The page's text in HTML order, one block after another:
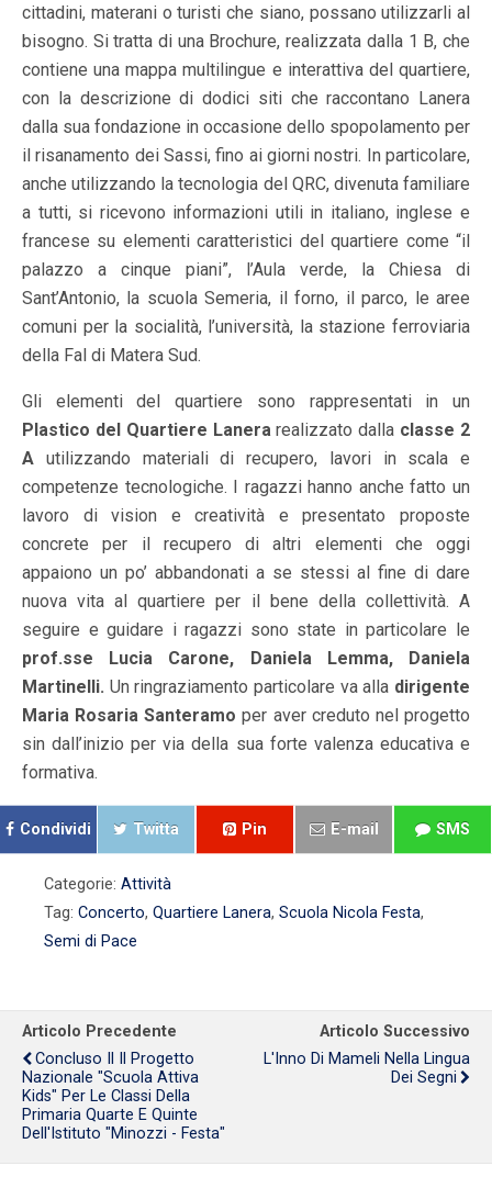
cittadini, materani o turisti che siano, possano utilizzarli al
bisogno. Si tratta di una Brochure, realizzata dalla 1 B, che
contiene una mappa multilingue e interattiva del quartiere,
con la descrizione di dodici siti che raccontano Lanera
dalla sua fondazione in occasione dello spopolamento per
il risanamento dei Sassi, fino ai giorni nostri. In particolare,
anche utilizzando la tecnologia del QRC, divenuta familiare
a tutti, si ricevono informazioni utili in italiano, inglese e
francese su elementi caratteristici del quartiere come “il
palazzo a cinque piani”, l’Aula verde, la Chiesa di
Sant’Antonio, la scuola Semeria, il forno, il parco, le aree
comuni per la socialità, l’università, la stazione ferroviaria
della Fal di Matera Sud.
Gli elementi del quartiere sono rappresentati in un
Plastico del Quartiere Lanera realizzato dalla classe 2
A utilizzando materiali di recupero, lavori in scala e
competenze tecnologiche. I ragazzi hanno anche fatto un
lavoro di vision e creatività e presentato proposte
concrete per il recupero di altri elementi che oggi
appaiono un po’ abbandonati a se stessi al fine di dare
nuova vita al quartiere per il bene della collettività. A
seguire e guidare i ragazzi sono state in particolare le
prof.sse Lucia Carone, Daniela Lemma, Daniela
Martinelli. Un ringraziamento particolare va alla dirigente
Maria Rosaria Santeramo per aver creduto nel progetto
sin dall’inizio per via della sua forte valenza educativa e
formativa.
Condividi Twitta Pin E-mail SMS
Categorie: Attività
Tag: Concerto, Quartiere Lanera, Scuola Nicola Festa,
Semi di Pace
Articolo Precedente
Concluso Il Il Progetto
Nazionale "Scuola Attiva
Kids" Per Le Classi Della
Primaria Quarte E Quinte
Dell'Istituto "Minozzi - Festa"
Articolo Successivo
L'Inno Di Mameli Nella Lingua
Dei Segni